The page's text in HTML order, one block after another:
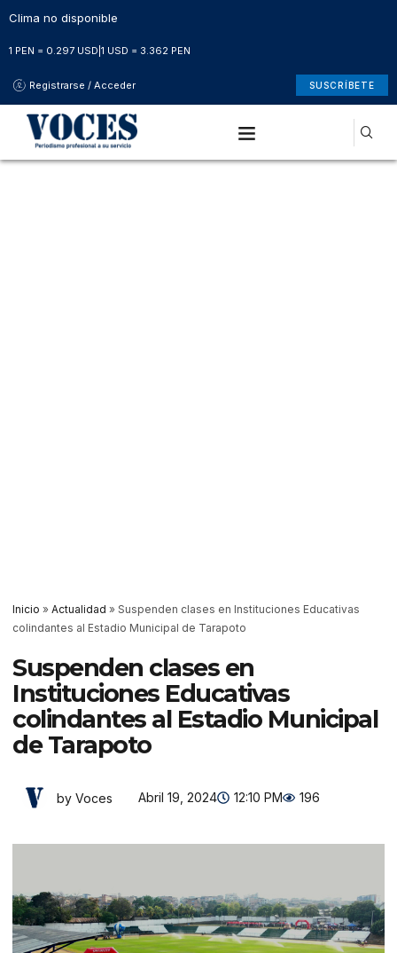
Clima no disponible
1 PEN = 0.297 USD 1 USD = 3.362 PEN
Registrarse / Acceder SUSCRÍBETE
Inicio » Actualidad » Suspenden clases en Instituciones Educativas
colindantes al Estadio Municipal de Tarapoto
Suspenden clases en
Instituciones Educativas
colindantes al Estadio Municipal
de Tarapoto
by Voces Abril 19, 2024 12:10 PM 196